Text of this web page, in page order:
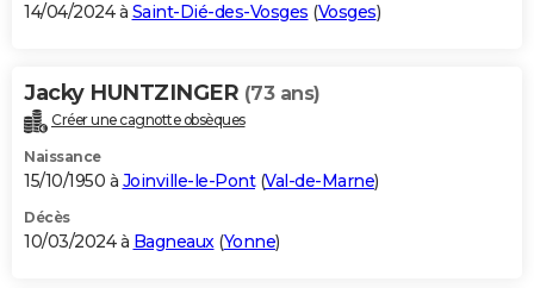
14/04/2024 à Saint-Dié-des-Vosges (Vosges)
Jacky HUNTZINGER (73 ans)
Créer une cagnotte obsèques
Naissance
15/10/1950 à Joinville-le-Pont(Val-de-Marne)
Décès
10/03/2024 à Bagneaux (Yonne)